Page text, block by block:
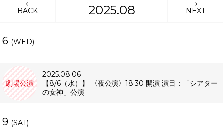
BACK 2025.08 NEXT
6 (WED)
劇場公演
2025.08.06
【8/6（水）】 〈夜公演〉18:30 開演 演目：「シアター
の女神」公演
9 (SAT)